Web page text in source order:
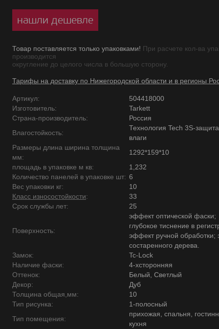
нашли дешевле
Товар поставляется только упаковками! При расчете кол-ва
производится
округление до целого числа в большую сторону.
Тарифы на доставку по Нижегородской области и в регионы
Артикул:
504418000
Изготовитель:
Tarkett
Страна-производитель:
Россия
Влагостойкость:
Технология Tech 3S-
влаги
Размеры длина ширина толщина
мм:
1292*159*10
площадь в упаковке м кв:
1,232
Количество панелей в упаковке шт: 6
Вес упаковки кг:
10
Класс износостойкости:
33
Срок службы лет:
25
Поверхность:
эффект оптической фаски;
глубокое тиснение в
эффект ручной обработки;
состаренного дерева.
Замок:
Tc-Lock
Наличие фаски:
4-хсторонняя
Оттенок:
Белый, Светлый
Декор:
Дуб
Толщина общая,мм:
10
Тип рисунка:
1-полосный
Тип помещения:
прихожая, спальня,
кухня